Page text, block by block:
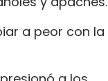
a peor con la